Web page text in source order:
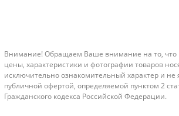
Внимание! Обращаем Ваше внимание на то, что
цены, характеристики и фотографии товаров
исключительно ознакомительный характер и не
публичной офертой, определяемой пунктом 2
Гражданского кодекса Российской Федерации.